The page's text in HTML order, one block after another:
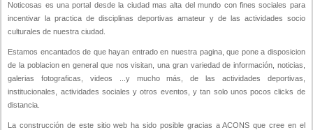
Noticosas es una portal desde la ciudad mas alta del mundo con fines sociales para
incentivar la practica de disciplinas deportivas amateur y de las actividades socio
culturales de nuestra ciudad.
Estamos encantados de que hayan entrado en nuestra pagina, que pone a disposicion
de la poblacion en general que nos visitan, una gran variedad de información, noticias,
galerias fotograficas, videos ...y mucho más, de las actividades deportivas,
institucionales, actividades sociales y otros eventos, y tan solo unos pocos clicks de
distancia.
La construcción de este sitio web ha sido posible gracias a ACONS que cree en el